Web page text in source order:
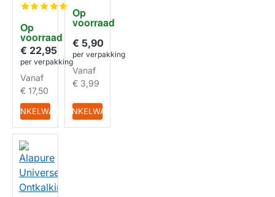
HUISMERK
Op
voorraad
kingsta
18
gram
ALA-
CMC4
02
(30st.)
€ 22,95
per verpakking
Vanaf
€ 17,50
IN WINKELWAGEN
Op
voorraad
bletten
ALA-
01
(6x20g
r)
€ 5,90
per verpakking
Vanaf
€ 3,99
IN WINKELWAGEN